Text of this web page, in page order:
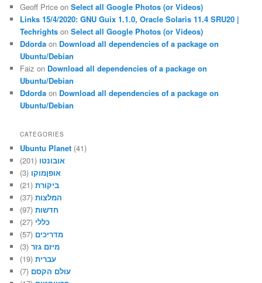
Geoff Price onSelect all Google Photos (or Videos)
Links 15/4/2020: GNU Guix 1.1.0, Oracle Solaris 11.4 SRU20 |
Techrights onSelect all Google Photos (or Videos)
Ddorda on Download all dependencies of a package on
Ubuntu/Debian
Faiz on Download all dependencies of a package on
Ubuntu/Debian
Ddorda on Download all dependencies of a package on
Ubuntu/Debian
CATEGORIES
Ubuntu Planet (41)
אובונטו (201)
אופןמוקו (3)
ביקורת(21)
המלצות(37)
חדשות(97)
כללי (27)
מדריכים (57)
מיזם גזר(3)
עברית(19)
עולם הקסם (7)